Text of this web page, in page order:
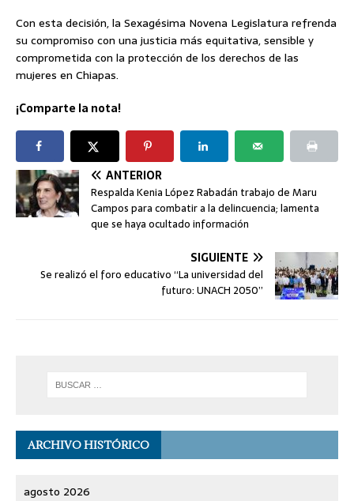
Con esta decisión, la Sexagésima Novena Legislatura refrenda
su compromiso con una justicia más equitativa, sensible y
comprometida con la protección de los derechos de las
mujeres en Chiapas.
¡Comparte la nota!
ANTERIOR
Respalda Kenia López Rabadán trabajo de Maru
Campos para combatir a la delincuencia; lamenta
que se haya ocultado información
SIGUIENTE
Se realizó el foro educativo “La universidad del
futuro: UNACH 2050”
ARCHIVO HISTÓRICO
agosto 2026